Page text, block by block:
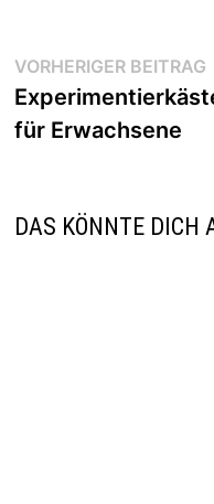
VORHERIGER BEITRAG
für Erwachsene
DAS KÖNNTE DICH